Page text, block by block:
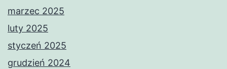
marzec 2025
luty 2025
styczeń 2025
grudzień 2024